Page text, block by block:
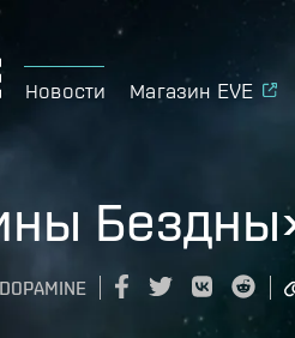
Новости Магазин EVE